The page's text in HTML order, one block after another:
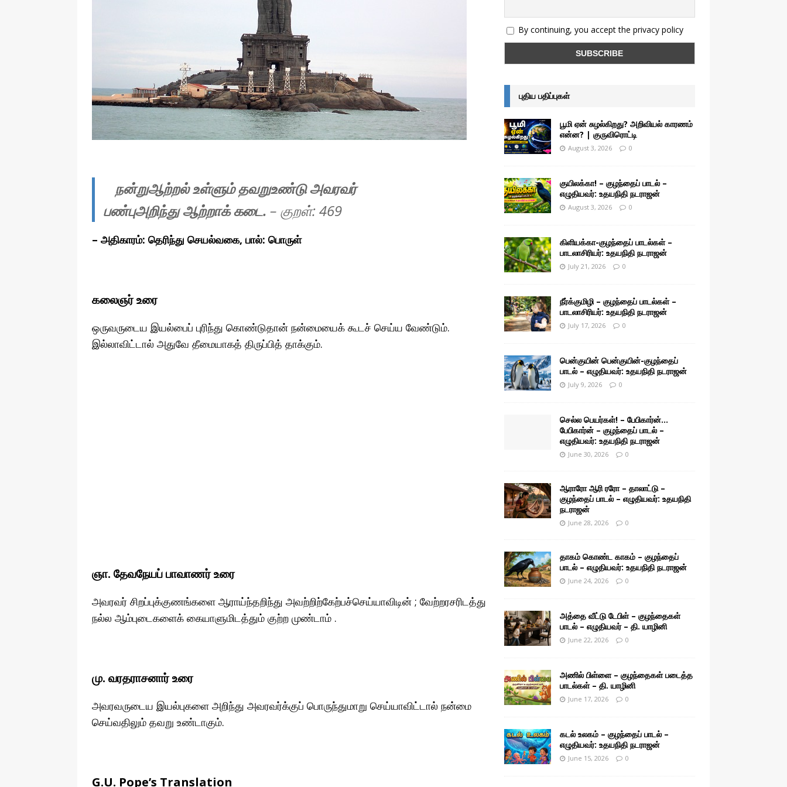
நன்றுஆற்றல் உள்ளும் தவறுஉண்டு அவரவர்
பண்புஅறிந்து ஆற்றாக் கடை. – குறள்: 469
– அதிகாரம்: தெரிந்து செயல்வகை, பால்: பொருள்
கலைஞர் உரை
ஒருவருடைய இயல்பைப் புரிந்து கொண்டுதான் நன்மையைக் கூடச் செய்ய வேண்டும்.
இல்லாவிட்டால் அதுவே தீமையாகத் திருப்பித் தாக்கும்.
ஞா. தேவநேயப் பாவாணர் உரை
அவரவர் சிறப்புக்குணங்களை ஆராய்ந்தறிந்து அவற்றிற்கேற்பச்செய்யாவிடின் ; வேற்றரசரிடத்து
நல்ல ஆம்புடைகளைக் கையாளுமிடத்தும் குற்ற முண்டாம் .
மு. வரதராசனார் உரை
அவரவருடைய இயல்புகளை அறிந்து அவரவர்க்குப் பொருந்துமாறு செய்யாவிட்டால் நன்மை
செய்வதிலும் தவறு உண்டாகும்.
G.U. Pope’s Translation
By continuing, you accept the privacy policy
புதிய பதிப்புகள்
பூமி ஏன் சுழல்கிறது? அறிவியல் காரணம்
என்ன? | குருவிரொட்டி
August 3, 2026 0
குயிலக்கா! – குழந்தைப் பாடல் –
எழுதியவர்: உதயநிதி நடராஜன்
August 3, 2026 0
கிளியக்கா-குழந்தைப் பாடல்கள் –
பாடலாசிரியர்: உதயநிதி நடராஜன்
July 21, 2026 0
நீர்க்குமிழி – குழந்தைப் பாடல்கள் –
பாடலாசிரியர்: உதயநிதி நடராஜன்
July 17, 2026 0
பென்குயின் பென்குயின்-குழந்தைப்
பாடல் – எழுதியவர்: உதயநிதி நடராஜன்
July 9, 2026 0
செல்ல பெயர்கள்! – பேபிகார்ன்…
பேபிகார்ன் – குழந்தைப் பாடல் –
எழுதியவர்: உதயநிதி நடராஜன்
June 30, 2026 0
ஆராரோ ஆரி ரரோ – தாலாட்டு –
குழந்தைப் பாடல் – எழுதியவர்: உதயநிதி
நடராஜன்
June 28, 2026 0
தாகம் கொண்ட காகம் – குழந்தைப்
பாடல் – எழுதியவர்: உதயநிதி நடராஜன்
June 24, 2026 0
அத்தை வீட்டு டேபிள் – குழந்தைகள்
பாடல் – எழுதியவர் – தி. யாழினி
June 22, 2026 0
அணில் பிள்ளை – குழந்தைகள் படைத்த
பாடல்கள் – தி. யாழினி
June 17, 2026 0
கடல் உலகம் – குழந்தைப் பாடல் –
எழுதியவர்: உதயநிதி நடராஜன்
June 15, 2026 0